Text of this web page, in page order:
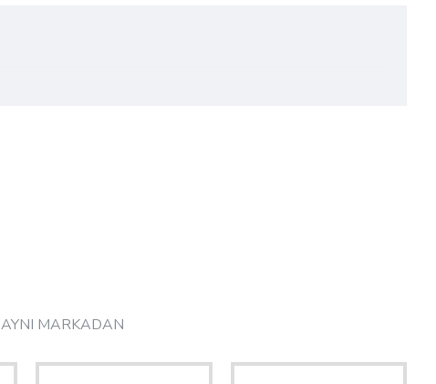
AYNI MARKADAN